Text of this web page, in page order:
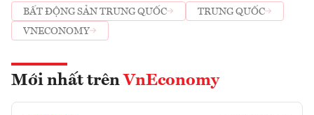
BẤT ĐỘNG SẢN TRUNG QUỐC
TRUNG QUỐC
VNECONOMY
Mới nhất trên VnEconomy